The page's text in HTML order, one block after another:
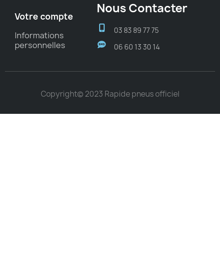
Votre compte
Informations
personnelles
Nous Contacter
03 83 89 77 75
06 60 13 30 14
Copyright© 2023 Rapide pneus officiel